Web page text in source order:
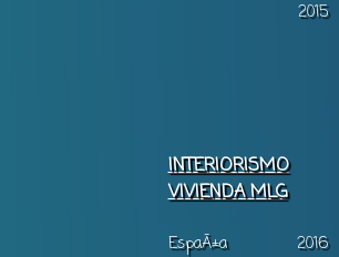
2015
INTERIORISMO
VIVIENDA MLG
EspaÃ±a 2016